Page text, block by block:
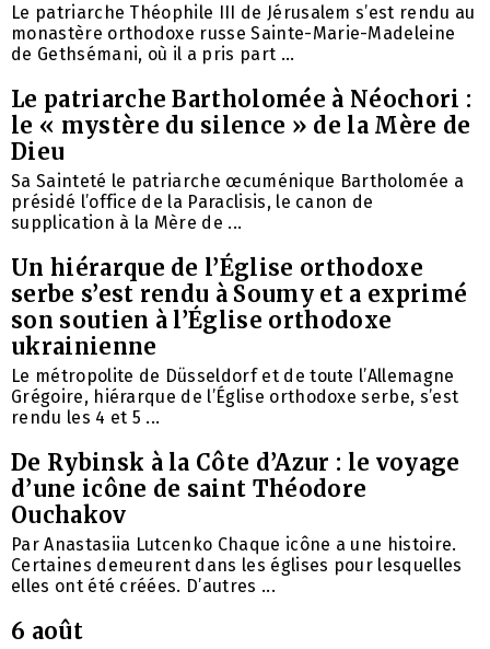
Le patriarche Théophile III de Jérusalem s’est rendu au
monastère orthodoxe russe Sainte-Marie-Madeleine
de Gethsémani, où il a pris part ...
Le patriarche Bartholomée à Néochori :
le « mystère du silence » de la Mère de
Dieu
Sa Sainteté le patriarche œcuménique Bartholomée a
présidé l’office de la Paraclisis, le canon de
supplication à la Mère de ...
Un hiérarque de l’Église orthodoxe
serbe s’est rendu à Soumy et a exprimé
son soutien à l’Église orthodoxe
ukrainienne
Le métropolite de Düsseldorf et de toute l’Allemagne
Grégoire, hiérarque de l’Église orthodoxe serbe, s’est
rendu les 4 et 5 ...
De Rybinsk à la Côte d’Azur : le voyage
d’une icône de saint Théodore
Ouchakov
Par Anastasiia Lutcenko Chaque icône a une histoire.
Certaines demeurent dans les églises pour lesquelles
elles ont été créées. D’autres ...
6 août